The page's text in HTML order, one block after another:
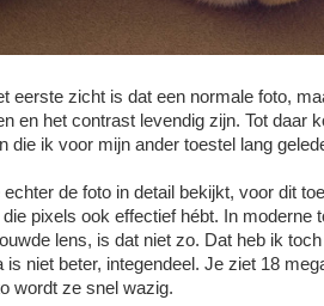
eerste zicht is dat een normale foto,
en het contrast levendig zijn. Tot daar
die ik voor mijn ander toestel lang
echter de foto in detail bekijkt, voor dit
die pixels ook effectief hébt. In moderne
lens, is dat niet zo. Dat heb ik
is niet beter, integendeel. Je ziet 18
wordt ze snel wazig.